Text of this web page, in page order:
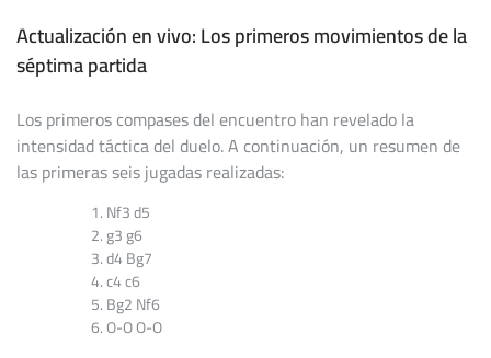
Actualización en vivo: Los primeros movimientos de la
séptima partida
Los primeros compases del encuentro han revelado la
intensidad táctica del duelo. A continuación, un resumen de
las primeras seis jugadas realizadas:
Nf3 d5
g3 g6
d4 Bg7
c4 c6
Bg2 Nf6
O-O O-O